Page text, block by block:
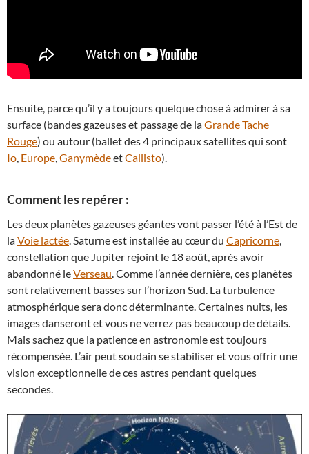
Ensuite, parce qu’il y a toujours quelque chose à admirer à sa
surface (bandes gazeuses et passage de laGrande Tache
Rouge) ou autour (ballet des 4 principaux satellites qui sont
Io, Europe,GanymèdeetCallisto).
Comment les repérer :
Les deux planètes gazeuses géantes vont passer l’été à l’Est de
laVoie lactée. Saturne est installée au cœur du Capricorne,
constellation que Jupiter rejoint le 18 août, après avoir
abandonné leVerseau. Comme l’année dernière, ces planètes
sont relativement basses sur l’horizon Sud. La turbulence
atmosphérique sera donc déterminante. Certaines nuits, les
images danseront et vous ne verrez pas beaucoup de détails.
Mais sachez que la patience en astronomie est toujours
récompensée. L’air peut soudain se stabiliser et vous offrir une
vision exceptionnelle de ces astres pendant quelques
secondes.